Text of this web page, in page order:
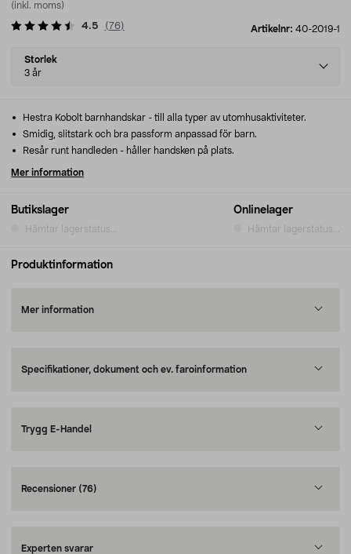
(inkl. moms)
Artikelnr: 40-2019-1
4.5 (76)
Select
variant
Storlek
3 år
Butikslager
Hämtar lagerstatus...
Onlinelager
Hämtar lagerstatus...
Hestra Kobolt barnhandskar - till alla typer av utomhusaktiviteter.
Smidig, slitstark och bra passform anpassad för barn.
Resår runt handleden - håller handsken på plats.
Mer information
Produktinformation
Mer information
Specifikationer, dokument och ev. faroinformation
Trygg E-Handel
Recensioner (76)
Experten svarar